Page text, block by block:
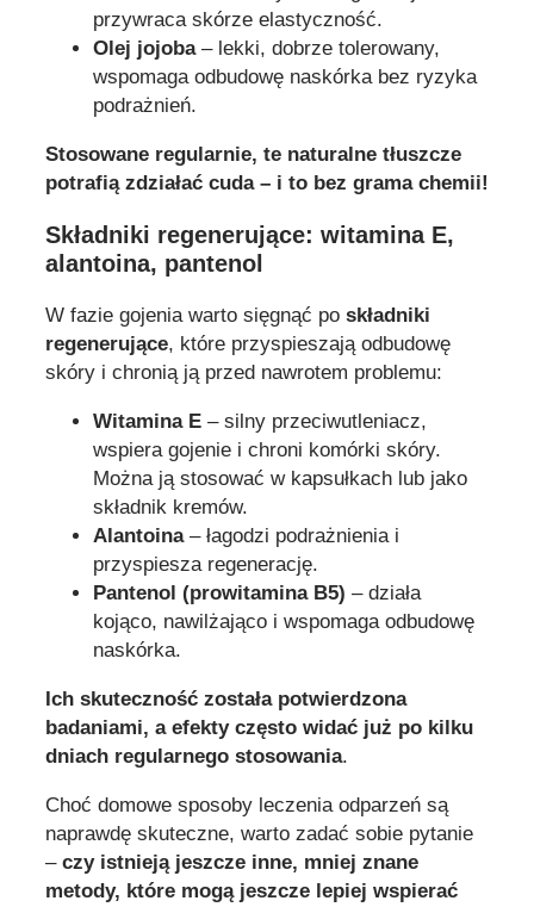
przywraca skórze elastyczność.
Olej jojoba– lekki, dobrze tolerowany,
wspomaga odbudowę naskórka bez ryzyka
podrażnień.
Stosowane regularnie, te naturalne tłuszcze
potrafią zdziałać cuda – i to bez grama chemii!
Składniki regenerujące: witamina E,
alantoina, pantenol
W fazie gojenia warto sięgnąć po składniki
regenerujące, które przyspieszają odbudowę
skóry i chronią ją przed nawrotem problemu:
Witamina E – silny przeciwutleniacz,
wspiera gojenie i chroni komórki skóry.
Można ją stosować w kapsułkach lub jako
składnik kremów.
Alantoina– łagodzi podrażnienia i
przyspiesza regenerację.
Pantenol (prowitamina B5) – działa
kojąco, nawilżająco i wspomaga odbudowę
naskórka.
Ich skuteczność została potwierdzona
badaniami, a efekty często widać już po kilku
dniach regularnego stosowania.
Choć domowe sposoby leczenia odparzeń są
naprawdę skuteczne, warto zadać sobie pytanie
– czy istnieją jeszcze inne, mniej znane
metody, które mogą jeszcze lepiej wspierać